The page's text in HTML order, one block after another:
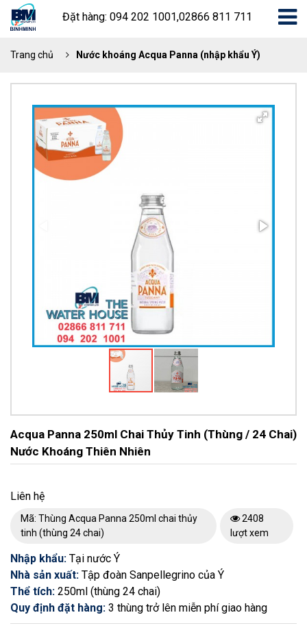
Đặt hàng: 094 202 1001,02866 811 711
Trang chủ Nước khoáng Acqua Panna (nhập khẩu Ý)
Acqua Panna 250ml Chai Thủy Tinh (thùng / 24 Chai)
Nước Khoáng Thiên Nhiên
Liên hệ
Mã: Thùng Acqua Panna 250ml chai thủy
tinh (thùng 24 chai)
2408
lượt xem
Nhập khẩu: Tại nước Ý
Nhà sản xuất: Tập đoàn Sanpellegrino của Ý
Thể tích: 250ml (thùng 24 chai)
Quy định đặt hàng: 3 thùng trở lên miễn phí giao hàng